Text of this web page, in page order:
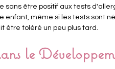
être positif aux tests
enfant, même si les tests sont
être toléré un peu plus tard.
le